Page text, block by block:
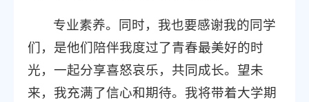
专业素养。同时，我也要感谢我的同学
们，是他们陪伴我度过了青春最美好的时
光，一起分享喜怒哀乐，共同成长。望未
来，我充满了信心和期待。我将带着大学期